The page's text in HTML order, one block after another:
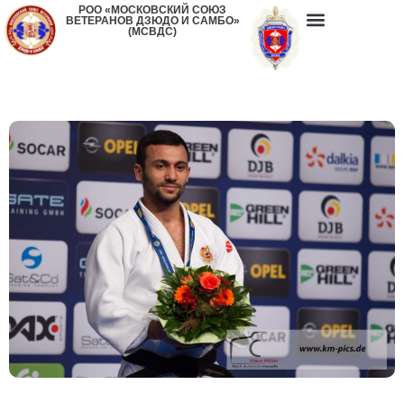
РОО «МОСКОВСКИЙ СОЮЗ
ВЕТЕРАНОВ ДЗЮДО И САМБО»
(МСВДС)